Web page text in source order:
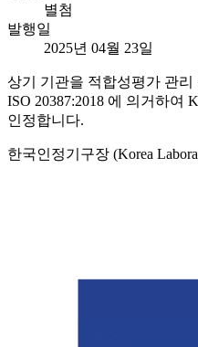
별첨
발행일
2025년 04월 23일
상기 기관을 적합성평가 관리
ISO 20387:2018 에 의거하여
인정합니다.
한국인정기구장 (Korea